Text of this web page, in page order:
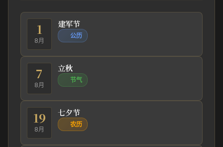
1
8月
建军节
公历
7
8月
立秋
节气
19
8月
七夕节
农历